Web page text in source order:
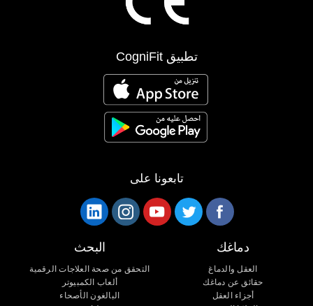
تطبيق CogniFit
تابعونا على
دماغك
العقل والدماغ
حقائق عن دماغك
أجزاء العقل
البحث
التحقق من صحة العلاجات الرقمية
ألعاب الكمبيوتر
البالغون الأصحاء